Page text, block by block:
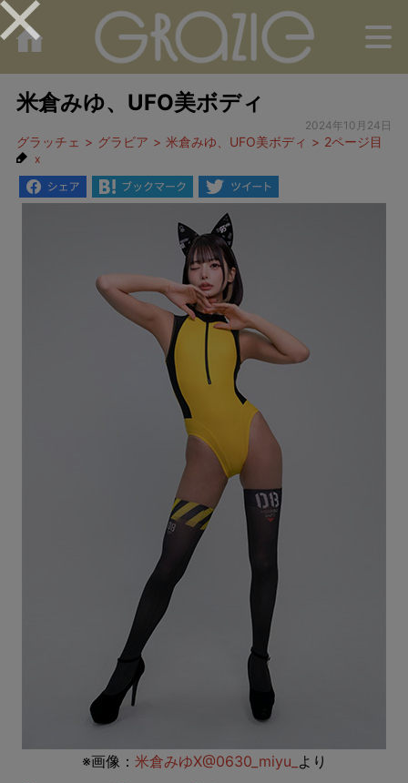
米倉みゆ、UFO美ボディ
2024年10月24日
グラッチェ グラビア 米倉みゆ、UFO美ボディ 2ページ目
x
※画像： 米倉みゆX@0630_miyu_ より